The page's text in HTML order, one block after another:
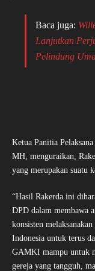
Baca juga:
Lanjutkan
Pelindung
Ketua Panitia
MH, menguraikan,
yang merupakan suatu
“Hasil Rakerda ini
DPD dalam membawa
konsisten
Indonesia untuk terus
GAMKI mampu untuk
gereja yang tangguh,